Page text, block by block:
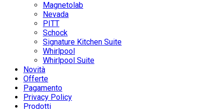
Magnetolab
Nevada
PITT
Schock
Signature Kitchen Suite
Whirlpool
Whirlpool Suite
Novità
Offerte
Pagamento
Privacy Policy
Prodotti